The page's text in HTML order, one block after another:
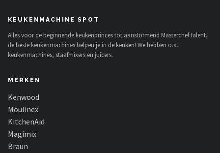
KEUKENMACHINE SPOT
Alles voor de beginnende keukenprinces tot aanstormend Masterchef talent,
de beste keukenmachines helpen je in de keuken! We hebben o.a.
keukenmachines, staafmixers en juicers.
MERKEN
Kenwood
Moulinex
KitchenAid
Magimix
Braun